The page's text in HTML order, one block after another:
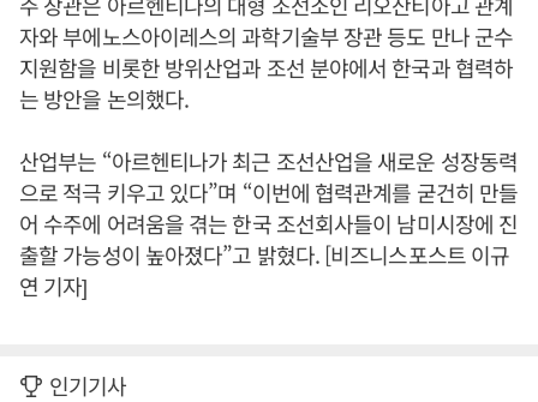
자와 부에노스아이레스의 과학기술부 장관 등도 만나 군수
지원함을 비롯한 방위산업과 조선 분야에서 한국과 협력하
는 방안을 논의했다.
산업부는 “아르헨티나가 최근 조선산업을 새로운 성장동력
으로 적극 키우고 있다”며 “이번에 협력관계를 굳건히 만들
어 수주에 어려움을 겪는 한국 조선회사들이 남미시장에 진
출할 가능성이 높아졌다”고 밝혔다. [비즈니스포스트 이규
연 기자]
인기기사